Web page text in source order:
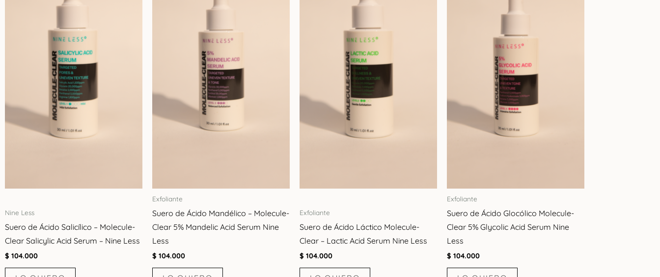
Nine Less
Suero de Ácido Salicílico – Molecule-
Clear Salicylic Acid Serum – Nine Less
$ 104.000
Exfoliante
Suero de Ácido Mandélico – Molecule-
Clear 5% Mandelic Acid Serum Nine
Less
$ 104.000
Exfoliante
Suero de Ácido Láctico Molecule-
Clear – Lactic Acid Serum Nine Less
$ 104.000
Exfoliante
Suero de Ácido Glocólico Molecule-
Clear 5% Glycolic Acid Serum Nine
Less
$ 104.000